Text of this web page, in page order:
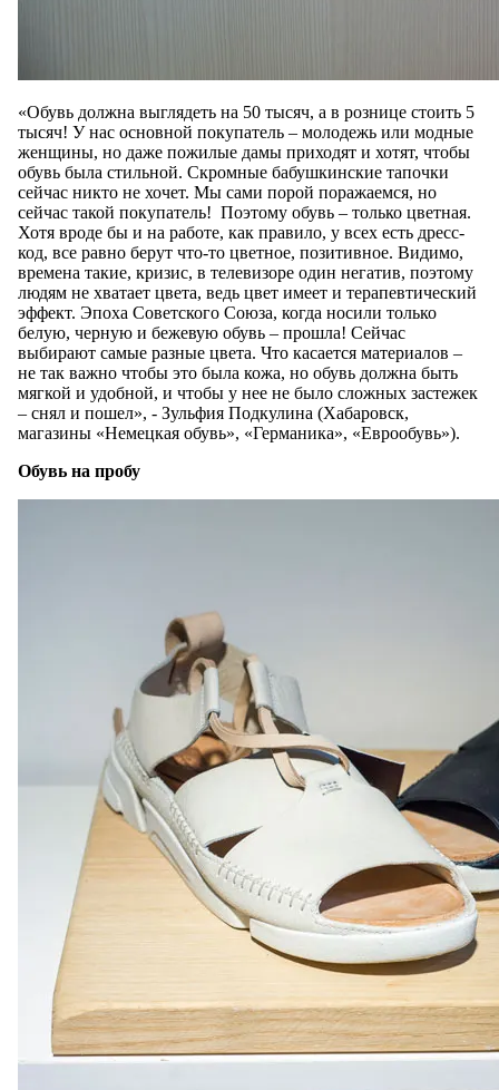
«Обувь должна выглядеть на 50 тысяч, а в рознице стоить 5
тысяч! У нас основной покупатель – молодежь или модные
женщины, но даже пожилые дамы приходят и хотят, чтобы
обувь была стильной. Скромные бабушкинские тапочки
сейчас никто не хочет. Мы сами порой поражаемся, но
сейчас такой покупатель! Поэтому обувь – только цветная.
Хотя вроде бы и на работе, как правило, у всех есть дресс-
код, все равно берут что-то цветное, позитивное. Видимо,
времена такие, кризис, в телевизоре один негатив, поэтому
людям не хватает цвета, ведь цвет имеет и терапевтический
эффект. Эпоха Советского Союза, когда носили только
белую, черную и бежевую обувь – прошла! Сейчас
выбирают самые разные цвета. Что касается материалов –
не так важно чтобы это была кожа, но обувь должна быть
мягкой и удобной, и чтобы у нее не было сложных застежек
– снял и пошел», - Зульфия Подкулина (Хабаровск,
магазины «Немецкая обувь», «Германика», «Еврообувь»).
Обувь на пробу